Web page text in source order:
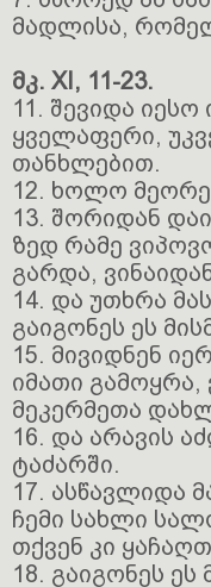
მადლისა,
მკ. XI, 11-23.
11. შევიდა
ყველაფერი,
თანხლებით.
12. ხოლო მეორე
13. შორიდან
ზედ რამე
გარდა,
14. და უთხრა
გაიგონეს ეს
15. მივიდნენ
იმათი
მეკერმეთა
16. და არავის
ტაძარში.
17. ასწავლიდა
ჩემი სახლი
თქვენ კი
18. გაიგონეს